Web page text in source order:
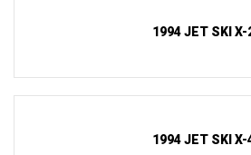
1994 JET SKI X-
1994 JET SKI X-